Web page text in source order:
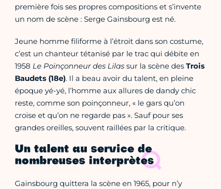
première fois ses propres compositions et s’invente
un nom de scène : Serge Gainsbourg est né.
Jeune homme filiforme à l’étroit dans son costume,
c’est un chanteur tétanisé par le trac qui débite en
1958 Le Poinçonneur des Lilas sur la scène des Trois
Baudets (18e). Il a beau avoir du talent, en pleine
époque yé-yé, l’homme aux allures de dandy chic
reste, comme son poinçonneur, « le gars qu’on
croise et qu’on ne regarde pas ». Sauf pour ses
grandes oreilles, souvent raillées par la critique.
Un talent au service de
nombreuses interprètes
Gainsbourg quittera la scène en 1965, pour n’y